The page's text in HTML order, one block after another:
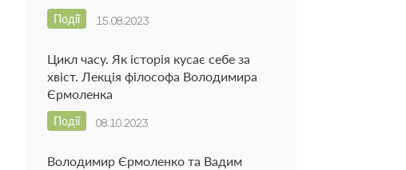
15.08.2023
Події
Цикл часу. Як історія кусає себе за
хвіст. Лекція філософа Володимира
Єрмоленка
08.10.2023
Події
Володимир Єрмоленко та Вадим